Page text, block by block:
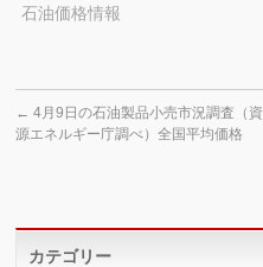
石油価格情報
← 4月9日の石油製品小売市況調査（資
源エネルギー庁調べ）全国平均価格
カテゴリー